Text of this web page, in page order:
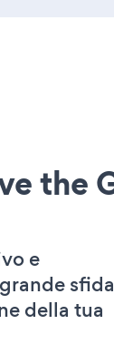
the
e
sfida
della tua